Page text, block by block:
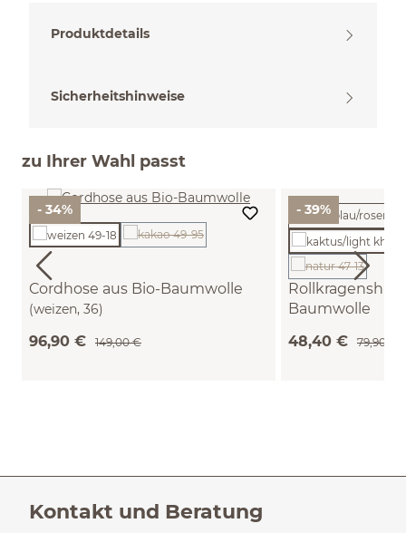
Produktdetails
Sicherheitshinweise
zu Ihrer Wahl passt
- 34%
Cordhose aus Bio-Baumwolle
(weizen, 36)
(Diese Option ist zurzeit nicht verfügbar.)
96,90 € 149,00 €
- 39%
Rollkragenshirt
Baumwolle
(Diese Option
48,40 € 79,90 €
Kontakt und Beratung